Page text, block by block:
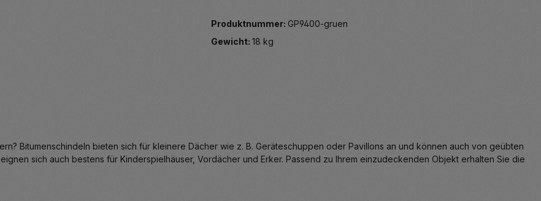
Produktnummer: GP9400-gruen
Gewicht: 18 kg
Bitumenschindeln bieten sich für kleinere Dächer wie z. B. Geräteschuppen oder Pavillons an und können auch von geübten
sich auch bestens für Kinderspielhäuser, Vordächer und Erker. Passend zu Ihrem einzudeckenden Objekt erhalten Sie die